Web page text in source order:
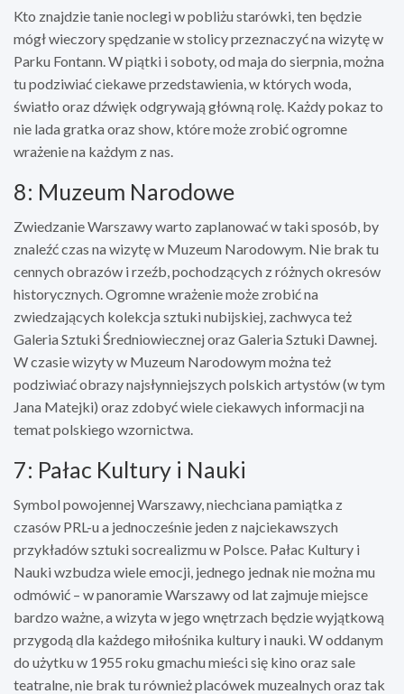
Kto znajdzie tanie noclegi w pobliżu starówki, ten będzie
mógł wieczory spędzanie w stolicy przeznaczyć na wizytę w
Parku Fontann. W piątki i soboty, od maja do sierpnia, można
tu podziwiać ciekawe przedstawienia, w których woda,
światło oraz dźwięk odgrywają główną rolę. Każdy pokaz to
nie lada gratka oraz show, które może zrobić ogromne
wrażenie na każdym z nas.
8: Muzeum Narodowe
Zwiedzanie Warszawy warto zaplanować w taki sposób, by
znaleźć czas na wizytę w Muzeum Narodowym. Nie brak tu
cennych obrazów i rzeźb, pochodzących z różnych okresów
historycznych. Ogromne wrażenie może zrobić na
zwiedzających kolekcja sztuki nubijskiej, zachwyca też
Galeria Sztuki Średniowiecznej oraz Galeria Sztuki Dawnej.
W czasie wizyty w Muzeum Narodowym można też
podziwiać obrazy najsłynniejszych polskich artystów (w tym
Jana Matejki) oraz zdobyć wiele ciekawych informacji na
temat polskiego wzornictwa.
7: Pałac Kultury i Nauki
Symbol powojennej Warszawy, niechciana pamiątka z
czasów PRL-u a jednocześnie jeden z najciekawszych
przykładów sztuki socrealizmu w Polsce. Pałac Kultury i
Nauki wzbudza wiele emocji, jednego jednak nie można mu
odmówić – w panoramie Warszawy od lat zajmuje miejsce
bardzo ważne, a wizyta w jego wnętrzach będzie wyjątkową
przygodą dla każdego miłośnika kultury i nauki. W oddanym
do użytku w 1955 roku gmachu mieści się kino oraz sale
teatralne, nie brak tu również placówek muzealnych oraz tak